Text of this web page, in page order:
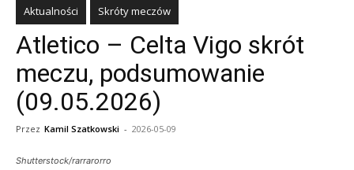
Aktualności Skróty meczów
Atletico – Celta Vigo skrót
meczu, podsumowanie
(09.05.2026)
Przez Kamil Szatkowski - 2026-05-09
Shutterstock/rarrarorro